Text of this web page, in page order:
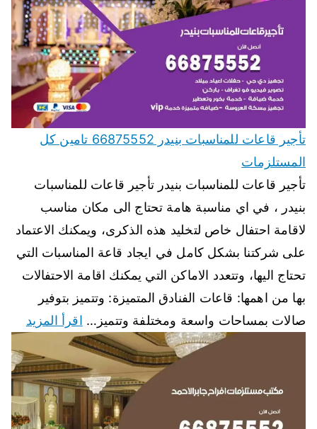
تأجير قاعات للمناسبات بنيدر 66875552 تامين كل
المستلزمات
تأجير قاعات للمناسبات بنيدر تأجير قاعات للمناسبات
بنيدر ، في اي مناسبة هامة تحتاج الى مكان مناسب
لاقامة احتفال خاص لتخليد هذه الذكرى، ويمكنك الاعتماد
على شركتنا بشكل كامل في ايجاد قاعة المناسبات التي
تحتاج اليها، وتتعدد الاماكن التي يمكنك اقامة الاحتفالات
بها من اهمها: قاعات الفنادق المتميزة: وتتميز بتوفير
صالات بمساحات واسعة ومختلفة وتتميز… اقرأ المزيد